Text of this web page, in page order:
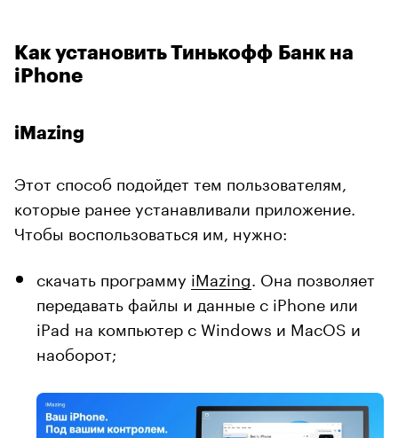
Как установить Тинькофф Банк на
iPhone
iMazing
Этот способ подойдет тем пользователям,
которые ранее устанавливали приложение.
Чтобы воспользоваться им, нужно:
скачать программу iMazing . Она позволяет
передавать файлы и данные с iPhone или
iPad на компьютер с Windows и MacOS и
наоборот;